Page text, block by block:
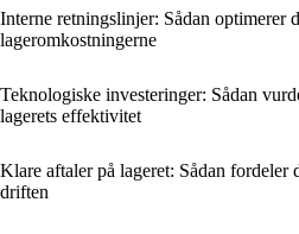
Interne retningslinjer: Sådan optimerer
lageromkostningerne
Teknologiske investeringer: Sådan
lagerets effektivitet
Klare aftaler på lageret: Sådan
driften